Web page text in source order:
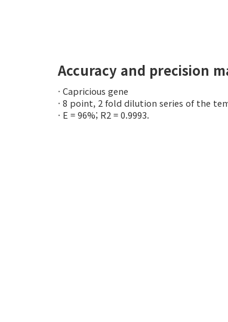
Accuracy and precision
· Capricious gene
· 8 point, 2 fold dilution series of the
· E = 96%; R2 = 0.9993.